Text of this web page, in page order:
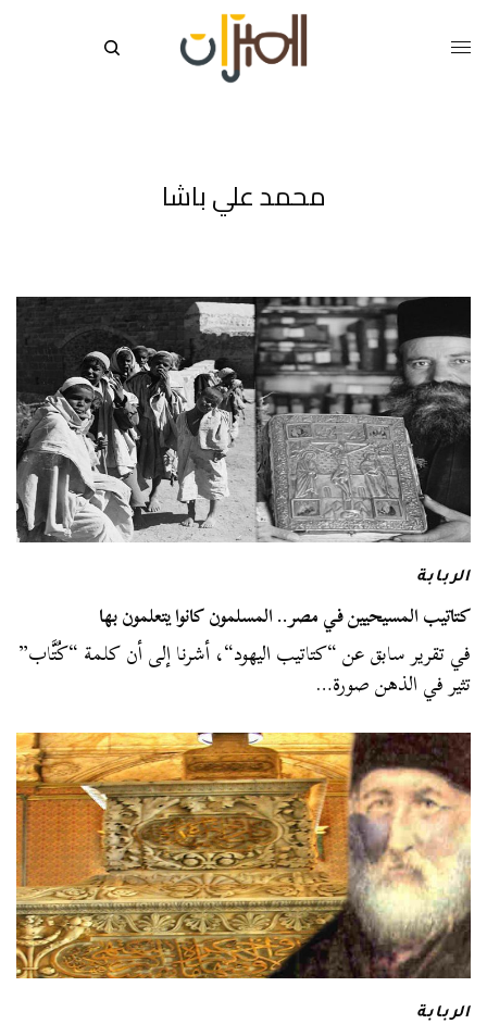
محمد علي باشا
الربابة
كتاتيب المسيحيين في مصر.. المسلمون كانوا يتعلمون بها
في تقرير سابق عن “كتاتيب اليهود“، أشرنا إلى أن كلمة “كُتَّاب”
تثير في الذهن صورة…
الربابة